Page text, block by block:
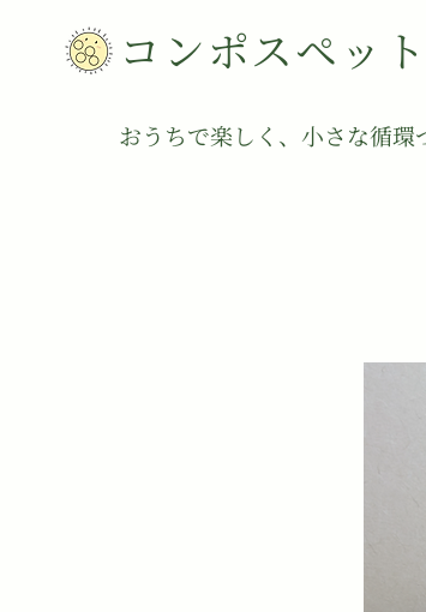
コンポスペット
おうちで楽しく、小さな循環